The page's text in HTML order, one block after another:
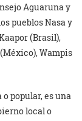
Aguaruna y
pueblos Nasa y
(Brasil),
Wampis
popular, es una
local o